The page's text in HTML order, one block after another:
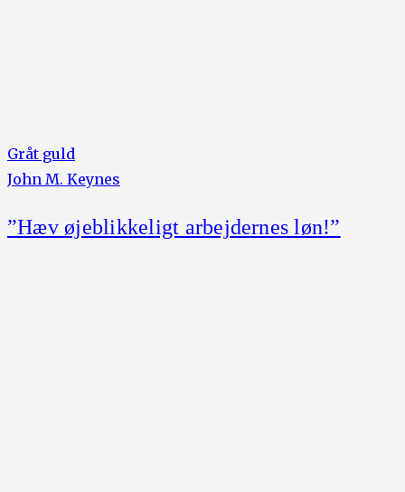
Gråt guld
John M. Keynes
”Hæv øjeblikkeligt arbejdernes løn!”